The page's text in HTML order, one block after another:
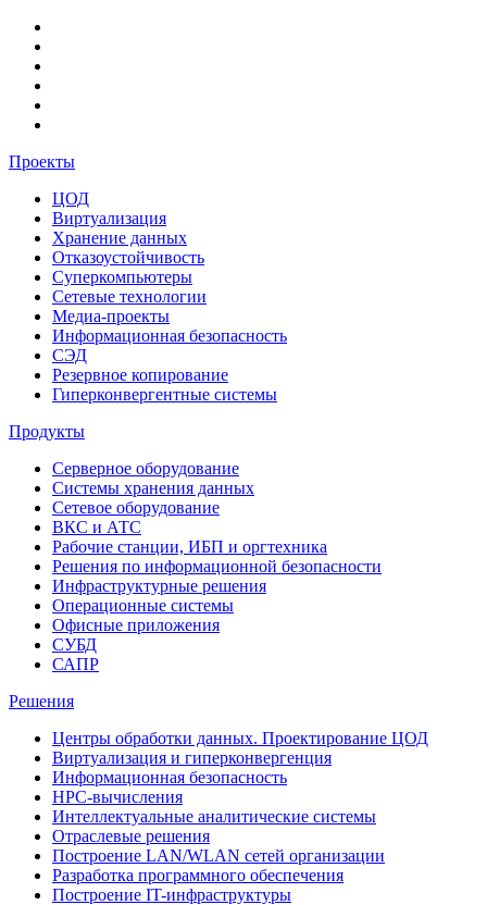
Проекты
ЦОД
Виртуализация
Хранение данных
Отказоустойчивость
Суперкомпьютеры
Сетевые технологии
Медиа-проекты
Информационная безопасность
СЭД
Резервное копирование
Гиперконвергентные системы
Продукты
Серверное оборудование
Системы хранения данных
Сетевое оборудование
ВКС и АТС
Рабочие станции, ИБП и оргтехника
Решения по информационной безопасности
Инфраструктурные решения
Операционные системы
Офисные приложения
СУБД
САПР
Решения
Центры обработки данных. Проектирование ЦОД
Виртуализация и гиперконвергенция
Информационная безопасность
HPC-вычисления
Интеллектуальные аналитические системы
Отраслевые решения
Построение LAN/WLAN сетей организации
Разработка программного обеспечения
Построение IT-инфраструктуры